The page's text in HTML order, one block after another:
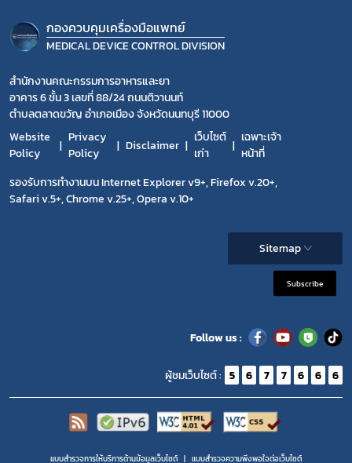
กองควบคุมเครื่องมือแพทย์
MEDICAL DEVICE CONTROL DIVISION
สำนักงานคณะกรรมการอาหารและยา
อาคาร 6 ชั้น 3 เลขที่ 88/24 ถนนติวานนท์
ตำบลตลาดขวัญ อำเภอเมือง จังหวัดนนทบุรี 11000
Website
Policy
Privacy
Policy
Disclaimer
เว็บไซต์
เก่า
เฉพาะเจ้า
หน้าที่
รองรับการทำงานบน Internet Explorer v9+, Firefox v.20+,
Safari v.5+, Chrome v.25+, Opera v.10+
Sitemap
Subscribe
Follow us :
ผู้ชมเว็บไซต์ : 5 6 7 7 6 6 6
แบบสำรวจการให้บริการด้านข้อมูลเว็บไซต์ แบบสำรวจความพีงพอใจต่อเว็บไซต์